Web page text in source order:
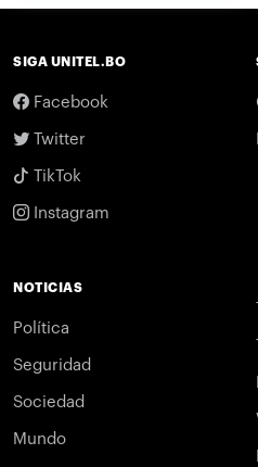
SIGA UNITEL.BO
Facebook
Twitter
TikTok
Instagram
NOTICIAS
Política
Seguridad
Sociedad
Mundo